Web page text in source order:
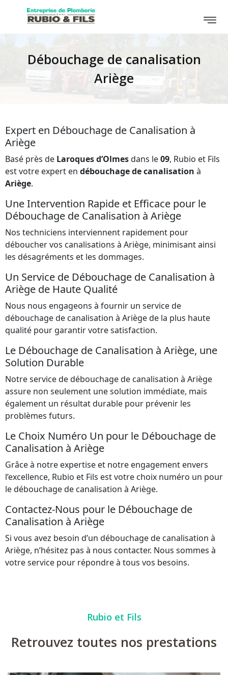
Débouchage de canalisation
Ariège
Expert en Débouchage de Canalisation à
Ariège
Basé près de Laroques d’Olmesdans le09, Rubio et Fils
est votre expert en débouchagede canalisation à
Ariège.
Une Intervention Rapide et Efficace pour le
Débouchage de Canalisation à Ariège
Nos techniciens interviennent rapidement pour
déboucher vos canalisations à Ariège, minimisant ainsi
les désagréments et les dommages.
Un Service de Débouchage de Canalisation à
Ariège de Haute Qualité
Nous nous engageons à fournir un servicede
débouchage de canalisation à Ariège de la plus haute
qualité pour garantir votre satisfaction.
Le Débouchage de Canalisation à Ariège, une
Solution Durable
Notre service de débouchage de canalisation à Ariège
assure non seulement une solution immédiate, mais
également un résultat durable pour prévenir les
problèmes futurs.
Le Choix Numéro Un pour le Débouchage de
Canalisation à Ariège
Grâce à notre expertise et notre engagement envers
l’excellence, Rubio et Fils est votre choix numéro un pour
le débouchage de canalisation à Ariège.
Contactez-Nous pour le Débouchage de
Canalisation à Ariège
Si vous avez besoin d’un débouchage de canalisation à
Ariège, n’hésitez pas à nous contacter. Nous sommes à
votre service pour répondre à tous vos besoins.
Rubio et Fils
Retrouvez toutes nos prestations